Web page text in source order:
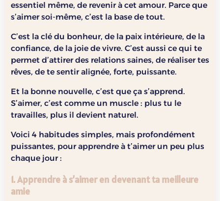
essentiel même, de revenir à cet amour. Parce que
s’aimer soi-même, c’est la base de tout.
C’est la clé du bonheur, de la paix intérieure, de la
confiance, de la joie de vivre. C’est aussi ce qui te
permet d’attirer des relations saines, de réaliser tes
rêves, de te sentir alignée, forte, puissante.
Et la bonne nouvelle, c’est que ça s’apprend.
S’aimer, c’est comme un muscle : plus tu le
travailles, plus il devient naturel.
Voici 4 habitudes simples, mais profondément
puissantes, pour apprendre à t’aimer un peu plus
chaque jour :
1. Apprendre à s’aimer en devenant ta meilleure
amie